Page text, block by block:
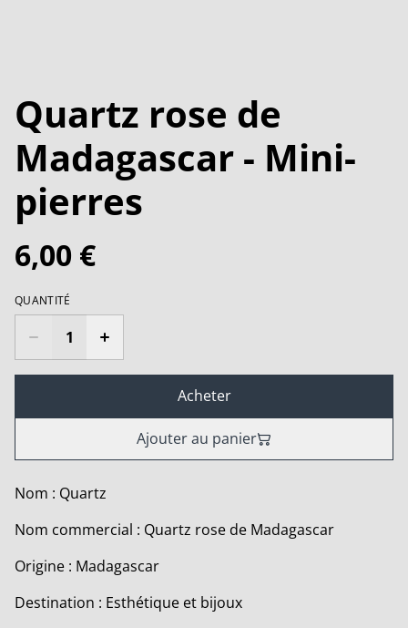
Quartz rose de
Madagascar - Mini-
pierres
6,00 €
QUANTITÉ
Acheter
Ajouter au panier
Nom : Quartz
Nom commercial : Quartz rose de Madagascar
Origine : Madagascar
Destination : Esthétique et bijoux